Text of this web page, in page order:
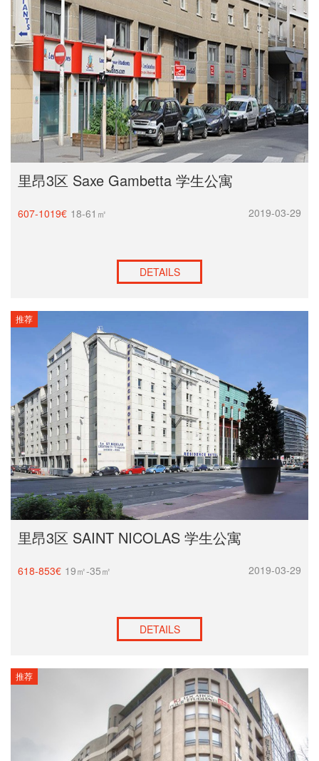
里昂3区 Saxe Gambetta 学生公寓
607-1019€ 18-61㎡ 2019-03-29
DETAILS
推荐
里昂3区 SAINT NICOLAS 学生公寓
618-853€ 19㎡-35㎡ 2019-03-29
DETAILS
推荐